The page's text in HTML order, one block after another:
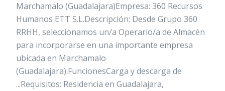
Marchamalo (Guadalajara)Empresa: 360 Recursos
Humanos ETT S.L.Descripción: Desde Grupo 360
RRHH, seleccionamos un/a Operario/a de Almacén
para incorporarse en una importante empresa
ubicada en Marchamalo
(Guadalajara).FuncionesCarga y descarga de
...Requisitos: Residencia en Guadalajara,